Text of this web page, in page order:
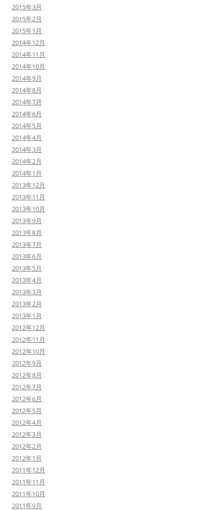
2015年3月
2015年2月
2015年1月
2014年12月
2014年11月
2014年10月
2014年9月
2014年8月
2014年7月
2014年6月
2014年5月
2014年4月
2014年3月
2014年2月
2014年1月
2013年12月
2013年11月
2013年10月
2013年9月
2013年8月
2013年7月
2013年6月
2013年5月
2013年4月
2013年3月
2013年2月
2013年1月
2012年12月
2012年11月
2012年10月
2012年9月
2012年8月
2012年7月
2012年6月
2012年5月
2012年4月
2012年3月
2012年2月
2012年1月
2011年12月
2011年11月
2011年10月
2011年9月